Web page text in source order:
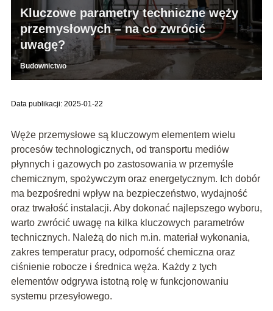
Kluczowe parametry techniczne węży
przemysłowych – na co zwrócić
uwagę?
Budownictwo
Data publikacji: 2025-01-22
Węże przemysłowe są kluczowym elementem wielu
procesów technologicznych, od transportu mediów
płynnych i gazowych po zastosowania w przemyśle
chemicznym, spożywczym oraz energetycznym. Ich dobór
ma bezpośredni wpływ na bezpieczeństwo, wydajność
oraz trwałość instalacji. Aby dokonać najlepszego wyboru,
warto zwrócić uwagę na kilka kluczowych parametrów
technicznych. Należą do nich m.in. materiał wykonania,
zakres temperatur pracy, odporność chemiczna oraz
ciśnienie robocze i średnica węża. Każdy z tych
elementów odgrywa istotną rolę w funkcjonowaniu
systemu przesyłowego.